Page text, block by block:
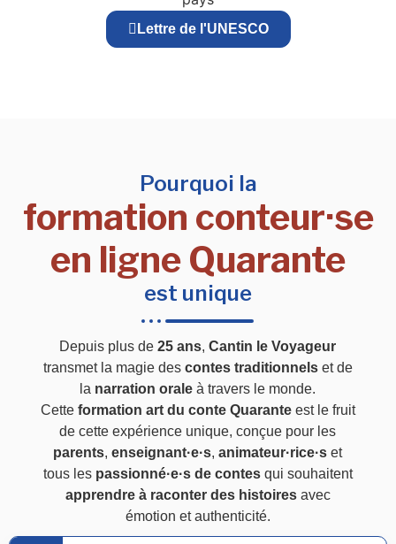
Lettre de l'UNESCO
Pourquoi la
formation conteur·se
en ligne Quarante
est unique
Depuis plus de25 ans,Cantin le Voyageur
transmet la magie des contes traditionnelset de
la narration orale à travers le monde.
Cette formation art du conte Quaranteest le fruit
de cette expérience unique, conçue pour les
parents,enseignant·e·s,animateur·rice·s et
tous les passionné·e·s de contesqui souhaitent
apprendre à raconter des histoiresavec
émotion et authenticité.